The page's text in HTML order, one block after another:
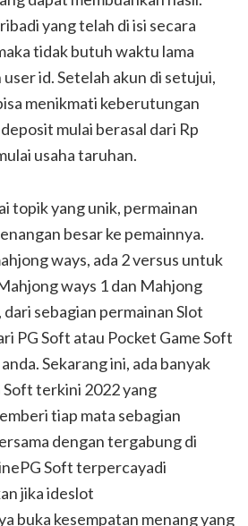
yang telah di isi secara
tidak butuh waktu lama
id. Setelah akun di setujui,
menikmati keberutungan
mulai berasal dari Rp
usaha taruhan.
topik yang unik, permainan
besar ke pemainnya.
ways, ada 2 versus untuk
ways 1 dan Mahjong
sebagian permainan Slot
PG Soft atau Pocket Game Soft
Sekarang ini, ada banyak
terkini 2022 yang
tiap mata sebagian
dengan tergabung di
Soft terpercayadi
jika ideslot
buka kesempatan menang yang